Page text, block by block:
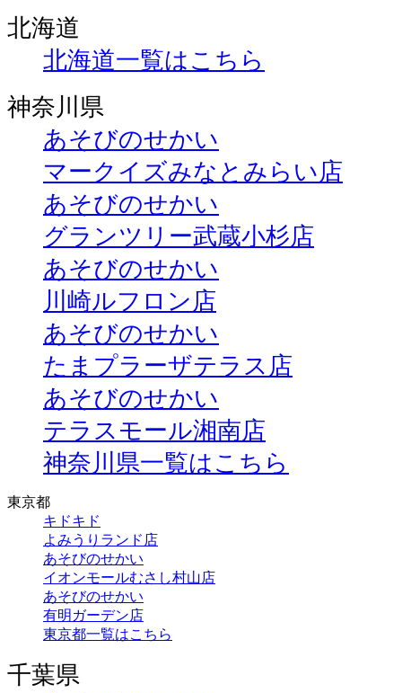
北海道
北海道一覧はこちら
神奈川県
あそびのせかい
マークイズみなとみらい店
あそびのせかい
グランツリー武蔵小杉店
あそびのせかい
川崎ルフロン店
あそびのせかい
たまプラーザテラス店
あそびのせかい
テラスモール湘南店
神奈川県一覧はこちら
東京都
キドキド
よみうりランド店
あそびのせかい
イオンモールむさし村山店
あそびのせかい
有明ガーデン店
東京都一覧はこちら
千葉県